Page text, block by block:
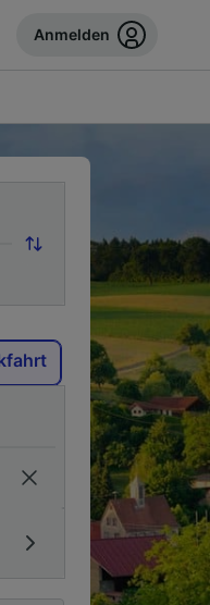
Anmelden